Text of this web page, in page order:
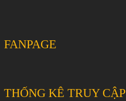
FANPAGE
THỐNG KÊ TRUY CẬP